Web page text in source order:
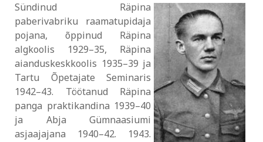
Sündinud Räpina
paberivabriku raamatupidaja
pojana, õppinud Räpina
algkoolis 1929–35, Räpina
aianduskeskkoolis 1935–39 ja
Tartu Õpetajate Seminaris
1942–43. Töötanud Räpina
panga praktikandina 1939–40
ja Abja Gümnaasiumi
asjaajajana 1940–42. 1943.